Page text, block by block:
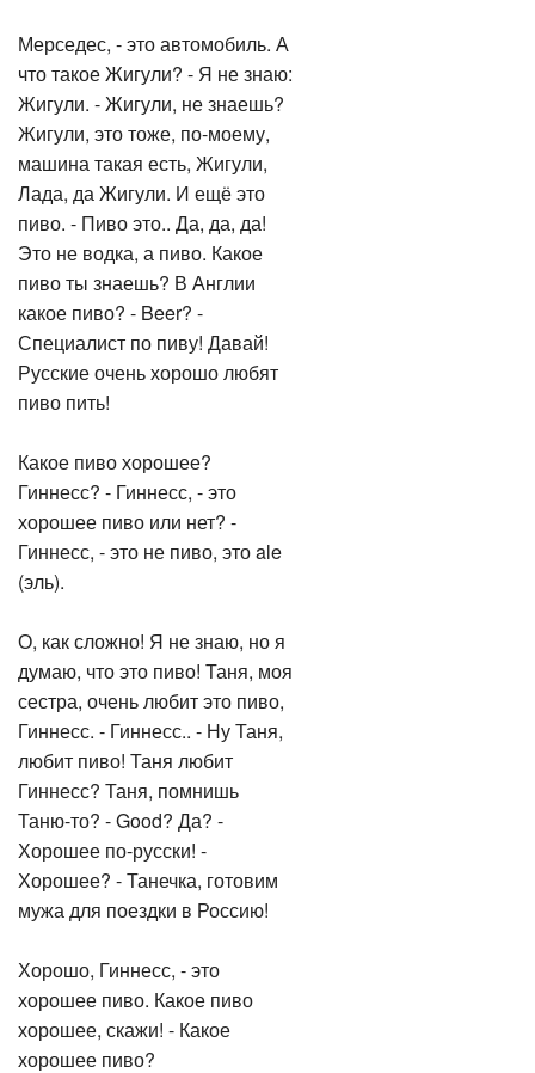
Мерседес, - это автомобиль. А
что такое Жигули? - Я не знаю:
Жигули. - Жигули, не знаешь?
Жигули, это тоже, по-моему,
машина такая есть, Жигули,
Лада, да Жигули. И ещё это
пиво. - Пиво это.. Да, да, да!
Это не водка, а пиво. Какое
пиво ты знаешь? В Англии
какое пиво? - Beer? -
Специалист по пиву! Давай!
Русские очень хорошо любят
пиво пить!
Какое пиво хорошее?
Гиннесс? - Гиннесс, - это
хорошее пиво или нет? -
Гиннесс, - это не пиво, это ale
(эль).
О, как сложно! Я не знаю, но я
думаю, что это пиво! Таня, моя
сестра, очень любит это пиво,
Гиннесс. - Гиннесс.. - Ну Таня,
любит пиво! Таня любит
Гиннесс? Таня, помнишь
Таню-то? - Good? Да? -
Хорошее по-русски! -
Хорошее? - Танечка, готовим
мужа для поездки в Россию!
Хорошо, Гиннесс, - это
хорошее пиво. Какое пиво
хорошее, скажи! - Какое
хорошее пиво?